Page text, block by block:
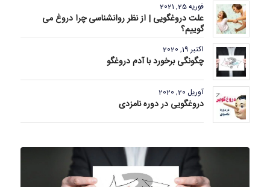
فوریه 25, 2021
علت دروغگویی | از نظر روانشناسی چرا دروغ می
گوییم؟
اکتبر 19, 2020
چگونگی برخورد با آدم دروغگو
آوریل 20, 2020
دروغگویی در دوره نامزدی